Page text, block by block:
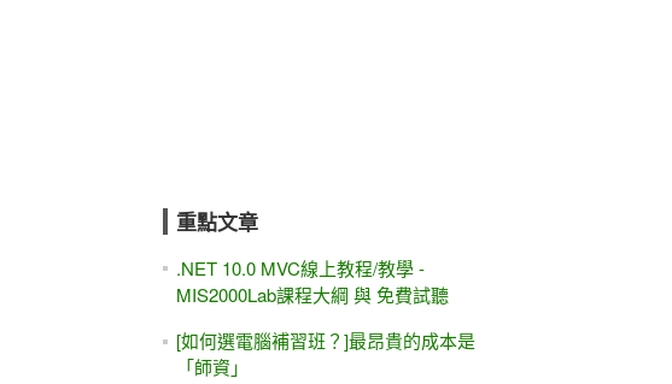
重點文章
.NET 10.0 MVC線上教程/教學 -
MIS2000Lab課程大綱 與 免費試聽
[如何選電腦補習班？]最昂貴的成本是
「師資」